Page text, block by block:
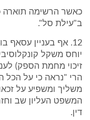
כאשר הרשימה תוארה
ב"עילת סל".
12. אף בעניין
יוחס משקל
הרי "נראה כי על הכל
משליך ומשפיע על
המשפט העליון שב
דין.